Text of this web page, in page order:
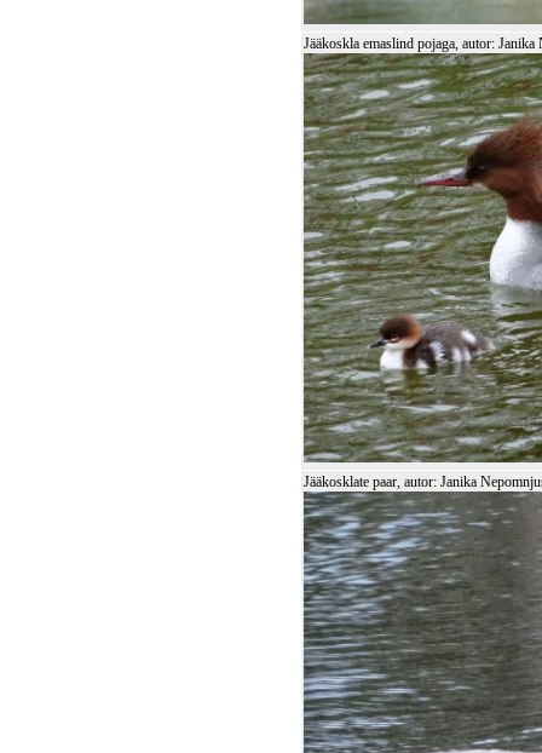
Jääkoskla emaslind pojaga, autor:
Jääkosklate paar, autor: Janika